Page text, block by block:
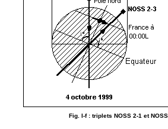
Fig. I-f : triplets NOSS 2-1 et